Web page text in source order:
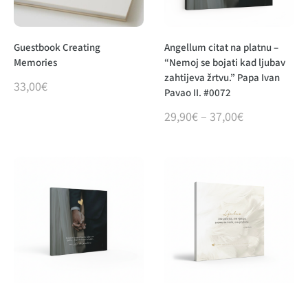
Guestbook Creating
Memories
33,00€
Angellum citat na platnu –
“Nemoj se bojati kad ljubav
zahtijeva žrtvu.” Papa Ivan
Pavao II. #0072
29,90€ – 37,00€